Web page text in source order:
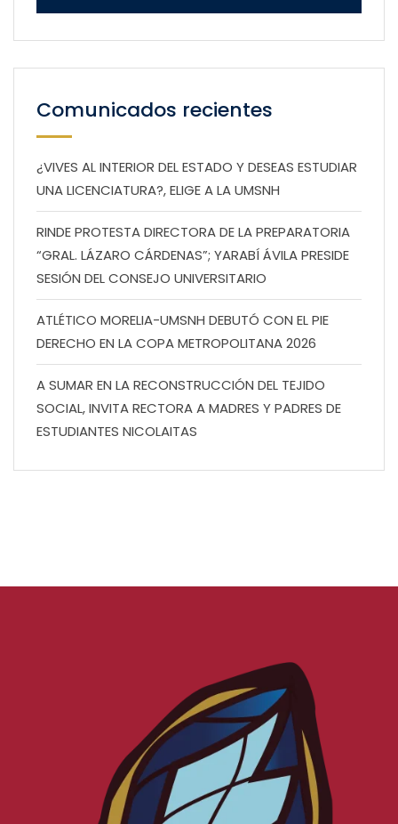
Comunicados recientes
¿VIVES AL INTERIOR DEL ESTADO Y DESEAS ESTUDIAR
UNA LICENCIATURA?, ELIGE A LA UMSNH
RINDE PROTESTA DIRECTORA DE LA PREPARATORIA
“GRAL. LÁZARO CÁRDENAS”; YARABÍ ÁVILA PRESIDE
SESIÓN DEL CONSEJO UNIVERSITARIO
ATLÉTICO MORELIA-UMSNH DEBUTÓ CON EL PIE
DERECHO EN LA COPA METROPOLITANA 2026
A SUMAR EN LA RECONSTRUCCIÓN DEL TEJIDO
SOCIAL, INVITA RECTORA A MADRES Y PADRES DE
ESTUDIANTES NICOLAITAS